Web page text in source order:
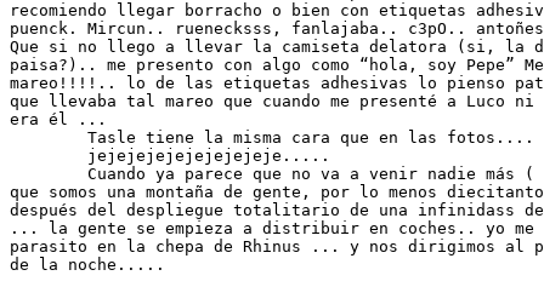
recomiendo llegar borracho o bien con etiquetas
puenck. Mircun.. ruenecksss, fanlajaba.. c3pO..
Que si no llego a llevar la camiseta delatora (si, la
paisa?).. me presento con algo como “hola, soy Pepe”
mareo!!!!.. lo de las etiquetas adhesivas lo pienso
que llevaba tal mareo que cuando me presenté a Luco
era él ...
que somos una montaña de gente, por lo menos
después del despliegue totalitario de una infinidass
... la gente se empieza a distribuir en coches.. yo
parasito en la chepa de Rhinus ... y nos dirigimos al